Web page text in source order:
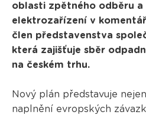
oblasti zpětného odběru
elektrozařízení v
člen představenstva
která zajišťuje sběr
na českém trhu.
Nový plán představuje
naplnění evropských